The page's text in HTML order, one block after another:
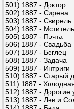
501) 1887 - Доктор
502) 1887 - Сирена
503) 1887 - Свирель
504) 1887 - Мститель
505) 1887 - Почта
506) 1887 - Свадьба
507) 1887 - Беглец
508) 1887 - Задача
509) 1887 - Интриги
510) 1887 - Старый
511) 1887 -
512) 1887 - Дорогие
513) 1887 - Лев и
514) 1887 - Беда